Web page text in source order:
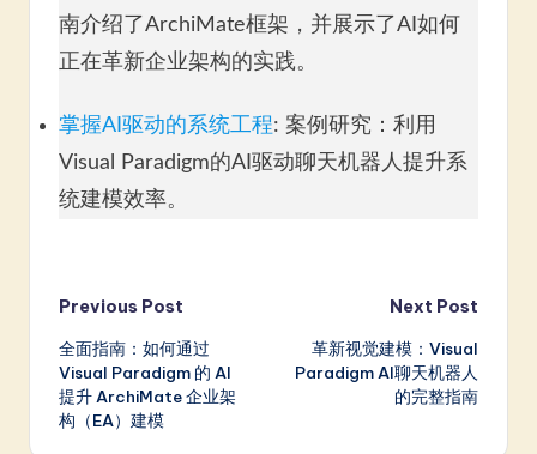
南介绍了ArchiMate框架，并展示了AI如何
正在革新企业架构的实践。
掌握AI驱动的系统工程: 案例研究：利用
Visual Paradigm的AI驱动聊天机器人提升系
统建模效率。
Post
navigation
Previous Post
全面指南：如何通过
Visual Paradigm 的 AI
提升 ArchiMate 企业架
构（EA）建模
Next Post
革新视觉建模：Visual
Paradigm AI聊天机器人
的完整指南